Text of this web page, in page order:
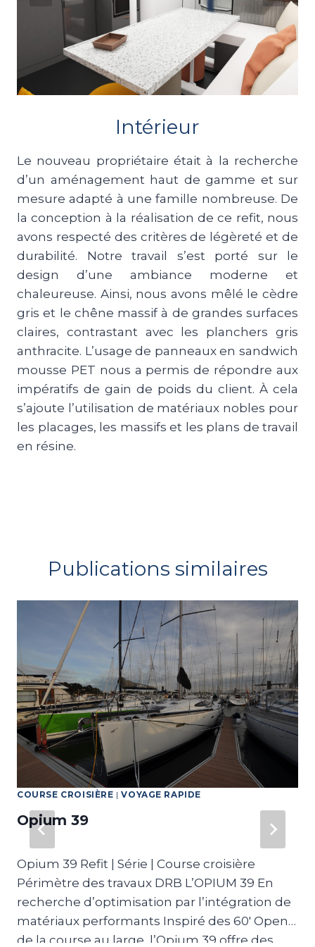
Intérieur
Le nouveau propriétaire était à la recherche
d’un aménagement haut de gamme et sur
mesure adapté à une famille nombreuse. De
la conception à la réalisation de ce refit, nous
avons respecté des critères de légèreté et de
durabilité. Notre travail s’est porté sur le
design d’une ambiance moderne et
chaleureuse. Ainsi, nous avons mêlé le cèdre
gris et le chêne massif à de grandes surfaces
claires, contrastant avec les planchers gris
anthracite. L’usage de panneaux en sandwich
mousse PET nous a permis de répondre aux
impératifs de gain de poids du client. À cela
s’ajoute l’utilisation de matériaux nobles pour
les placages, les massifs et les plans de travail
en résine.
Publications similaires
COURSE CROISIÈRE |VOYAGE RAPIDE
Opium 39
Opium 39 Refit | Série | Course croisière
Périmètre des travaux DRB L’OPIUM 39 En
recherche d’optimisation par l’intégration de
matériaux performants Inspiré des 60′ Open
de la course au large, l’Opium 39 offre des